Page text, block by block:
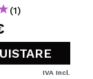
(1)
IVA Incl.